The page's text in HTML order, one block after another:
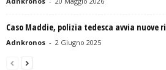
Caso Maddie, polizia tedesca avvia nuove
Adnkronos - 2 Giugno 2025